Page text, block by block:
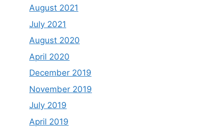
August 2021
July 2021
August 2020
April 2020
December 2019
November 2019
July 2019
April 2019